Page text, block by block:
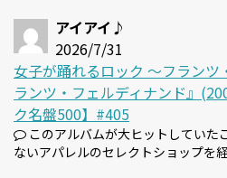
アイアイ♪
2026/7/31
女子が踊れるロック 〜フランツ
ランツ・フェルディナンド』
ク名盤500】#405
このアルバムが大ヒットしていた
ないアパレルのセレクトショップを